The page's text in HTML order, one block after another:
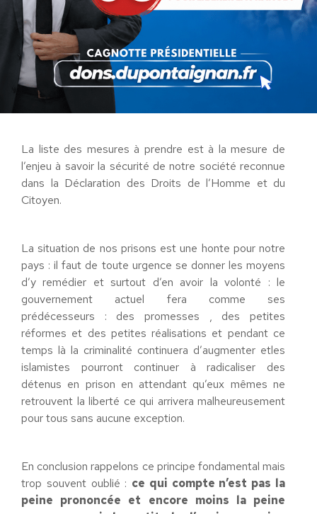
détenus ayant commis toute infraction
notamment les violences et les injures à
l’encontre du personnel pénitentiaire et appliquer
systématiquement une gradation des peines en
cas de réitération.
La liste des mesures à prendre est à la mesure de
l’enjeu à savoir la sécurité de notre société reconnue
dans la Déclaration des Droits de l’Homme et du
Citoyen.
La situation de nos prisons est une honte pour notre
pays : il faut de toute urgence se donner les moyens
d’y remédier et surtout d’en avoir la volonté : le
gouvernement actuel fera comme ses
prédécesseurs : des promesses , des petites
réformes et des petites réalisations et pendant ce
temps là la criminalité continuera d’augmenter etles
islamistes pourront continuer à radicaliser des
détenus en prison en attendant qu’eux mêmes ne
retrouvent la liberté ce qui arrivera malheureusement
pour tous sans aucune exception.
En conclusion rappelons ce principe fondamental mais
trop souvent oublié : ce qui compte n’est pas la
peine prononcée et encore moins la peine